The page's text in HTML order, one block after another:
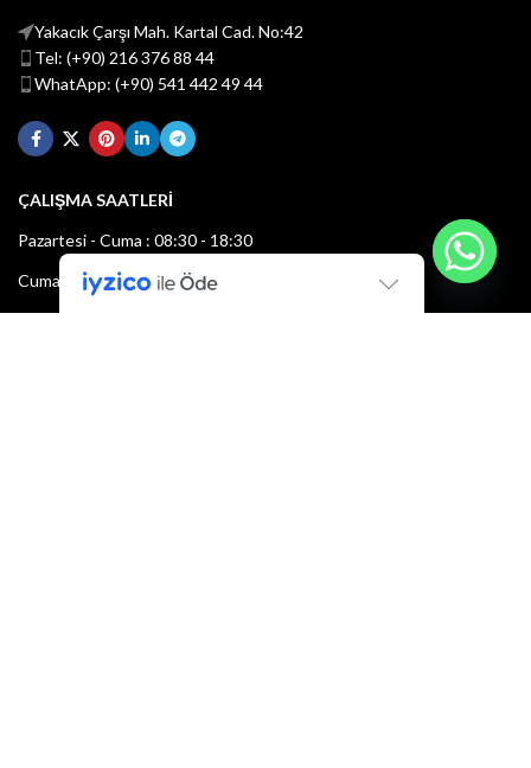
Yakacık Çarşı Mah. Kartal Cad. No:42
Tel: (+90) 216 376 88 44
WhatApp: (+90) 541 442 49 44
ÇALIŞMA SAATLERİ
Pazartesi - Cuma : 08:30 - 18:30
Cumartesi : 08:30 - 13:00